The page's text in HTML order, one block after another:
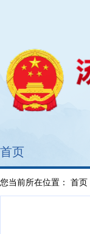
首页
您当前所在位置： 首页